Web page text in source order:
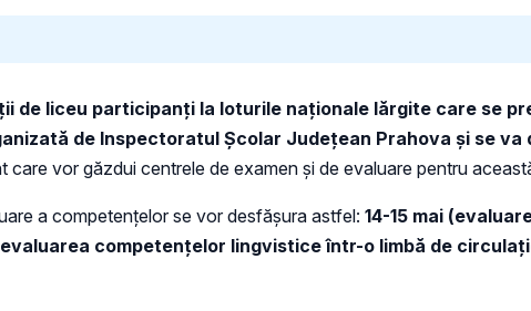
de liceu participanţi la loturile naţionale lărgite care se
de Inspectoratul Școlar Județean Prahova și se va
vor găzdui centrele de examen şi de evaluare pentru
a competenţelor se vor desfăşura astfel: 14-15 mai
competenţelor lingvistice într-o limbă de